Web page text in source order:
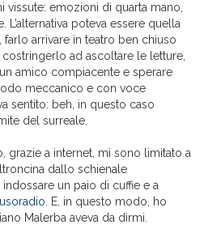
vissute: emozioni di quarta mano,
poteva essere quella
arrivare in teatro ben chiuso
costringerlo ad ascoltare le letture,
amico compiacente e sperare
meccanico e con voce
sentito: beh, in questo caso
del surreale.
grazie a internet, mi sono limitato a
dallo schienale
un paio di cuffie e a
. E, in questo modo, ho
Malerba aveva da dirmi.